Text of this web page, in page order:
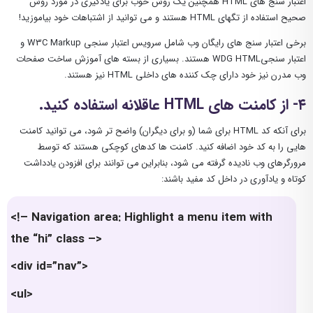
صحیح استفاده از تگهای HTML هستند و می توانید از اشتباهات خود بیاموزید!
برخی اعتبار سنج های رایگان وب شامل سرویس اعتبار سنجی W3C Markup و
اعتبار سنجیWDG HTML هستند. بسیاری از بسته های آموزش ساخت صفحات
وب مدرن نیز خود دارای چک کننده های داخلی HTML نیز هستند.
۴- از کامنت های HTML عاقلانه استفاده کنید.
برای آنکه کد HTML برای شما (و برای دیگران) واضح تر شود، می توانید کامنت
هایی را به کد خود اضافه کنید. کامنت ها کدهای کوچکی هستند که توسط
مرورگرهای وب نادیده گرفته می شود، بنابراین می توانند برای افزودن یادداشت
کوتاه و یادآوری در داخل کد مفید باشند:
<!– Navigation area: Highlight a menu item with
the “hi” class –>
<div id=”nav”>
<ul>